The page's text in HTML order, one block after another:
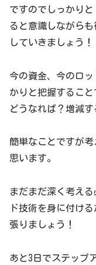
ですのでしっかり
ると意識しながら
していきましょう！
今の資金、今のロ
かりと把握するこ
どうなれば？増減す
簡単なことですが
思います。
まだまだ深く考え
ド技術を身に付け
張りましょう！
あと3日でステップ